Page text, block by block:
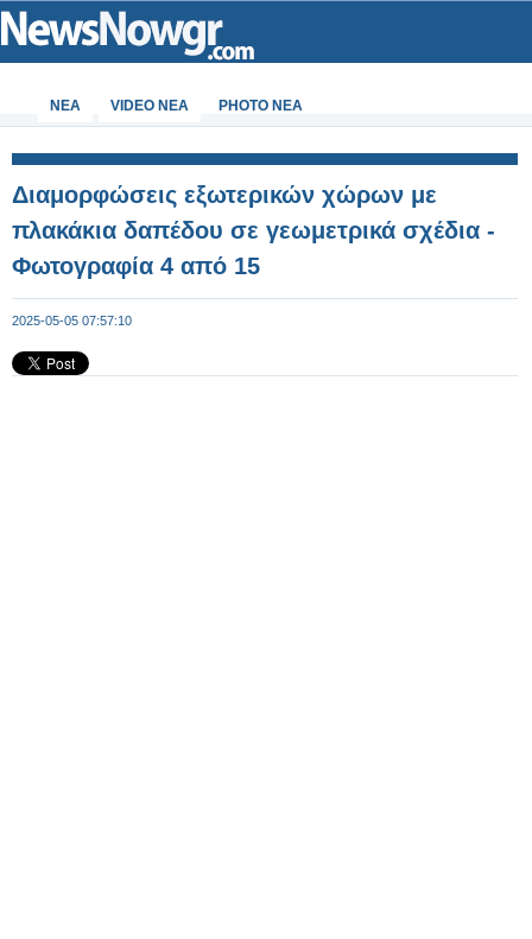
ΝΕΑ VIDEO NEA PHOTO NEA
Διαμορφώσεις εξωτερικών χώρων με
πλακάκια δαπέδου σε γεωμετρικά σχέδια -
Φωτογραφία 4 από 15
2025-05-05 07:57:10